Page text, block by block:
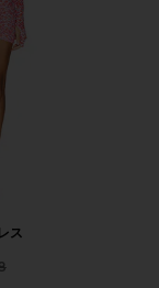
ス
price: